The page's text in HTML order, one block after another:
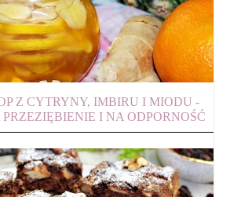
Z CYTRYNY, IMBIRU I MIODU -
I NA ODPORNOŚĆ